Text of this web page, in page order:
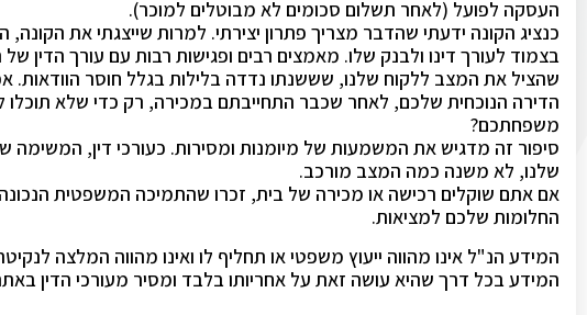
העסקה לפועל (לאחר תשלום סכומים לא מבוטלים למוכר).
כנציג הקונה ידעתי שהדבר מצריך פתרון יצירתי. למרות שייצגתי את
בצמוד לעורך דינו ולבנק שלו. מאמצים רבים ופגישות רבות עם עורך הדין
שהציל את המצב ללקוח שלנו, שששנתו נדדה בלילות בגלל חוסר
הדירה הנוכחית שלכם, לאחר שכבר התחייבתם במכירה, רק כדי שלא תוכלו
משפחתכם?
סיפור זה מדגיש את המשמעות של מיומנות ומסירות. כעורכי דין, המשימה
שלנו, לא משנה כמה המצב מורכב.
אם אתם שוקלים רכישה או מכירה של בית, זכרו שהתמיכה המשפטית
החלומות שלכם למציאות.
המידע הנ"ל אינו מהווה ייעוץ משפטי או תחליף לו ואינו מהווה המלצה
המידע בכל דרך שהיא עושה זאת על אחריותו בלבד ומסיר מעורכי הדין